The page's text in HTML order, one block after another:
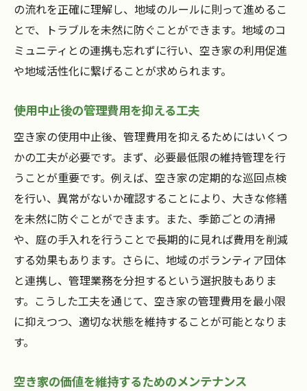
の流れを正確に理解し、地域のルールに則って進めるこ
とで、トラブルを未然に防ぐことができます。地域のコ
ミュニティとの連携も忘れずに行い、空き家の利用促進
や地域活性化に繋げることが求められます。
使用中止後の管理費用を抑える工夫
空き家の使用中止後、管理費用を抑えるためにはいくつ
かの工夫が必要です。まず、必要最低限の維持管理を行
うことが重要です。例えば、空き家の定期的な巡回点検
を行い、異常がないか確認することにより、大きな修繕
を未然に防ぐことができます。また、季節ごとの清掃
や、庭の手入れを行うことで長期的に見れば費用を削減
する効果もあります。さらに、地域のボランティア団体
と連携し、管理業務を分担するという選択肢もありま
す。こうした工夫を通じて、空き家の管理費用を最小限
に抑えつつ、適切な状態を維持することが可能となりま
す。
空き家の価値を維持するためのメンテナンス